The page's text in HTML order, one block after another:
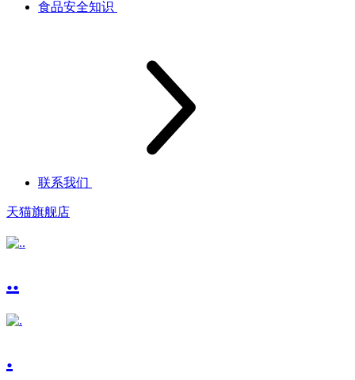
食品安全知识
联系我们
天猫旗舰店
..
.